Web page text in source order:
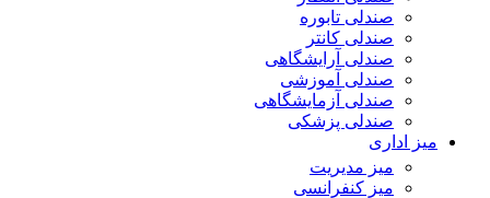
صندلی تابوره
صندلی کانتر
صندلی آرایشگاهی
صندلی آموزشی
صندلی آزمایشگاهی
صندلی پزشکی
میز اداری
میز مدیریت
میز کنفرانسی